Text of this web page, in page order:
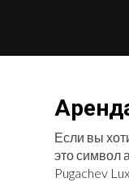
Если вы
это символ
Pugachev